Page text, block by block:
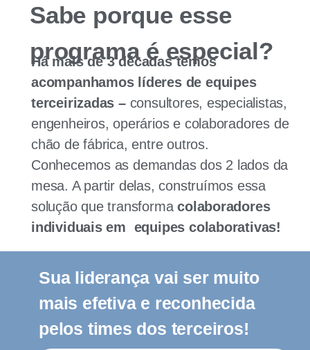
Sabe porque esse
programa é especial?
Há mais de 3 décadas temos
acompanhamos líderes de equipes
terceirizadas – consultores, especialistas,
engenheiros, operários e colaboradores de
chão de fábrica, entre outros.
Conhecemos as demandas dos 2 lados da
mesa. A partir delas, construímos essa
solução que transformacolaboradores
individuais em equipes colaborativas!
Sua liderança vai ser muito
mais efetiva e reconhecida
pelos times dos terceiros!